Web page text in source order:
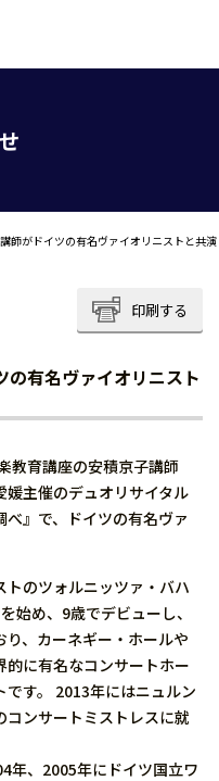
師がドイツの有名ヴァイオリニストと共演
印刷する
有名ヴァイオリニスト
教育講座の安積京子講師
媛主催のデュオリサイタル
べ』で、ドイツの有名ヴァ
のツォルニッツァ・バハ
始め、9歳でデビューし、
、カーネギー・ホールや
的に有名なコンサートホー
す。 2013年にはニュルン
ンサートミストレスに就
年、2005年にドイツ国立ワ